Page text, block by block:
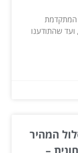
המתקדמת
שהתודענו
המהיר